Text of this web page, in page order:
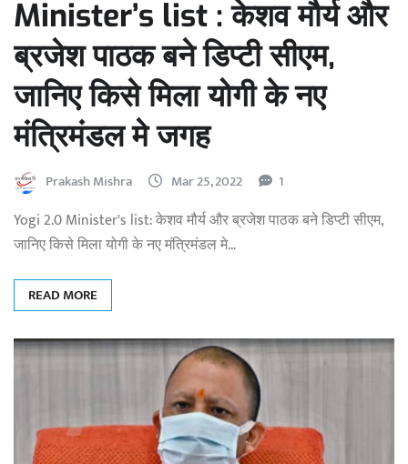
Minister’s list : केशव मौर्य और
ब्रजेश पाठक बने डिप्टी सीएम,
जानिए किसे मिला योगी के नए
मंत्रिमंडल मे जगह
Prakash Mishra Mar 25, 2022 1
Yogi 2.0 Minister's list: केशव मौर्य और ब्रजेश पाठक बने डिप्टी सीएम,
जानिए किसे मिला योगी के नए मंत्रिमंडल मे…
READ MORE